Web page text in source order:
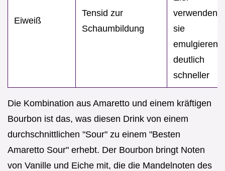
Eiweiß
Tensid zur
Schaumbildung
verwenden,
sie
emulgieren
deutlich
schneller
Die Kombination aus Amaretto und einem kräftigen
Bourbon ist das, was diesen Drink von einem
durchschnittlichen "Sour" zu einem "Besten
Amaretto Sour" erhebt. Der Bourbon bringt Noten
von Vanille und Eiche mit, die die Mandelnoten des